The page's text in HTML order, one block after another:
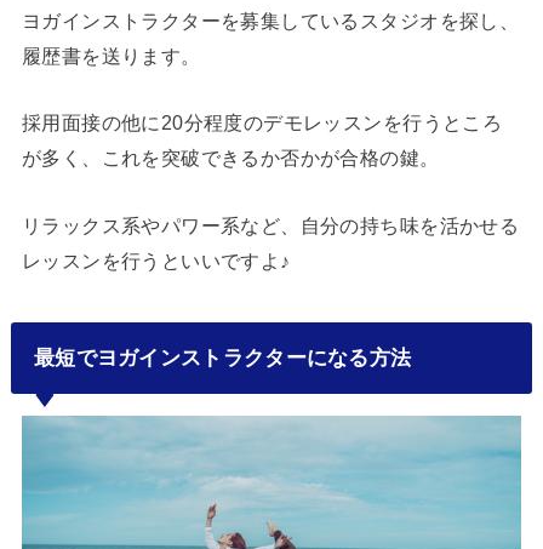
ヨガインストラクターを募集しているスタジオを探し、
履歴書を送ります。
採用面接の他に20分程度のデモレッスンを行うところ
が多く、これを突破できるか否かが合格の鍵。
リラックス系やパワー系など、自分の持ち味を活かせる
レッスンを行うといいですよ♪
最短でヨガインストラクターになる方法